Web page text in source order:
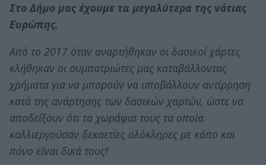
Στο Δήμο μας έχουμε τα μεγαλύτερα της νότιας
Ευρώπης.
Από το 2017 όταν αναρτήθηκαν οι δασικοί χάρτες
κλήθηκαν οι συμπατριώτες μας καταβάλλοντας
χρήματα για να μπορούν να υποβάλλουν αντίρρηση
κατά της ανάρτησης των δασικών χαρτών, ώστε να
αποδείξουν ότι τα χωράφια τους τα οποία
καλλιεργούσαν δεκαετίες ολόκληρες με κόπο και
πόνο είναι δικά τους!